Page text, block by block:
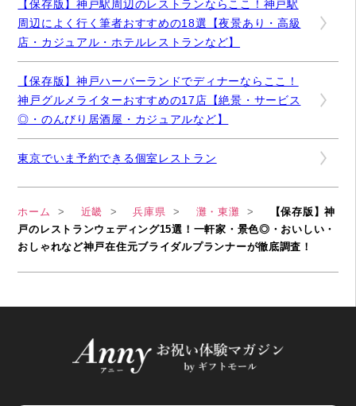
【保存版】神戸駅周辺のレストランならここ！神戸駅
周辺によく行く筆者おすすめの18選【夜景あり・高級
店・カジュアル・ホテルレストランなど】
【保存版】神戸ハーバーランドでディナーならここ！
神戸グルメライターおすすめの17店【絶景・サービス
◎・のんびり居酒屋・カジュアルなど】
東京でいま予約できる個室レストラン
ホーム 近畿 兵庫県 灘・東灘
【保存版】神
戸のレストランウェディング15選！一軒家・景色◎・おいしい・
おしゃれなど神戸在住元ブライダルプランナーが徹底調査！